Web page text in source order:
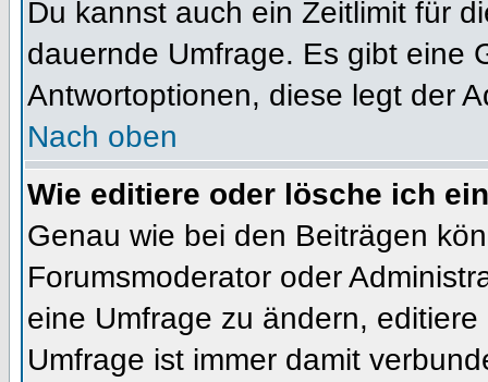
Du kannst auch ein Zeitlimit für
dauernde Umfrage. Es gibt eine
Antwortoptionen, diese legt der
Nach oben
Wie editiere oder lösche ich
Genau wie bei den Beiträgen
Forumsmoderator oder
eine Umfrage zu ändern,
Umfrage ist immer damit